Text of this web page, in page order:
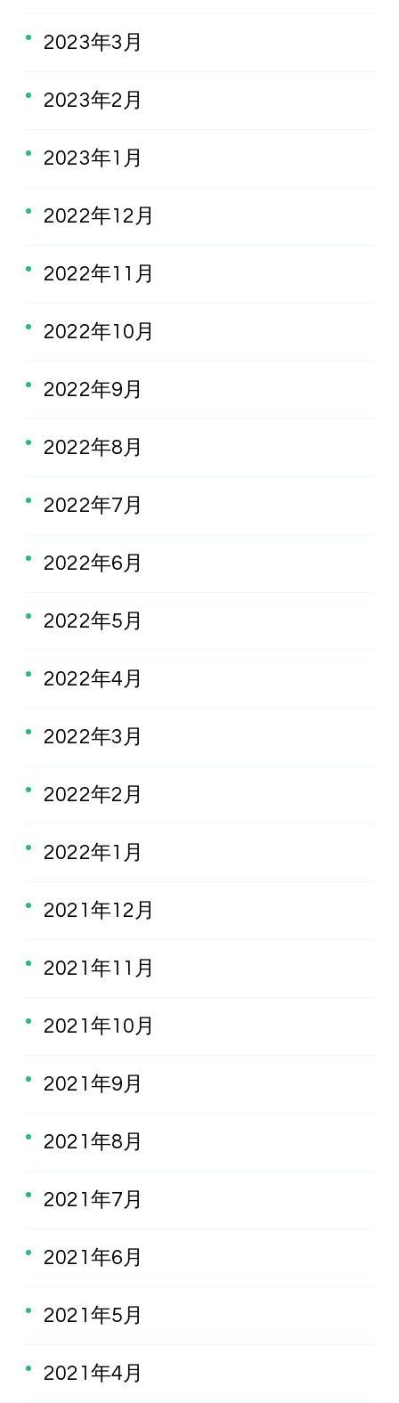
2023年3月
2023年2月
2023年1月
2022年12月
2022年11月
2022年10月
2022年9月
2022年8月
2022年7月
2022年6月
2022年5月
2022年4月
2022年3月
2022年2月
2022年1月
2021年12月
2021年11月
2021年10月
2021年9月
2021年8月
2021年7月
2021年6月
2021年5月
2021年4月